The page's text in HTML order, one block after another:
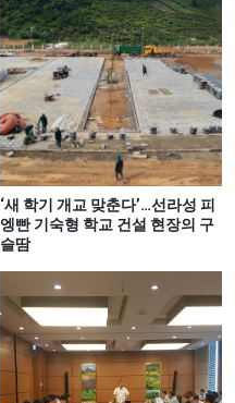
‘새 학기 개교 맞춘다’…선라성 피
엥빤 기숙형 학교 건설 현장의 구
슬땀